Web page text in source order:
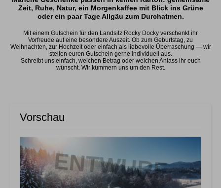
Zeit, Ruhe, Natur, ein Morgenkaffee mit Blick ins Grüne
oder ein paar Tage Allgäu zum Durchatmen.
Mit einem Gutschein für den Landsitz Rocky Docky verschenkt ihr
Vorfreude auf eine besondere Auszeit. Ob zum Geburtstag, zu
Weihnachten, zur Hochzeit oder einfach als liebevolle Überraschung — wir
stellen euren Gutschein gerne individuell aus.
Schreibt uns einfach, welchen Betrag oder welchen Anlass ihr euch
wünscht. Wir kümmern uns um den Rest.
Vorschau